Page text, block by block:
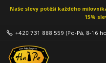
Naše slevy potěší každého
15%
+420 731 888 559 (Po-Pá, 8-16